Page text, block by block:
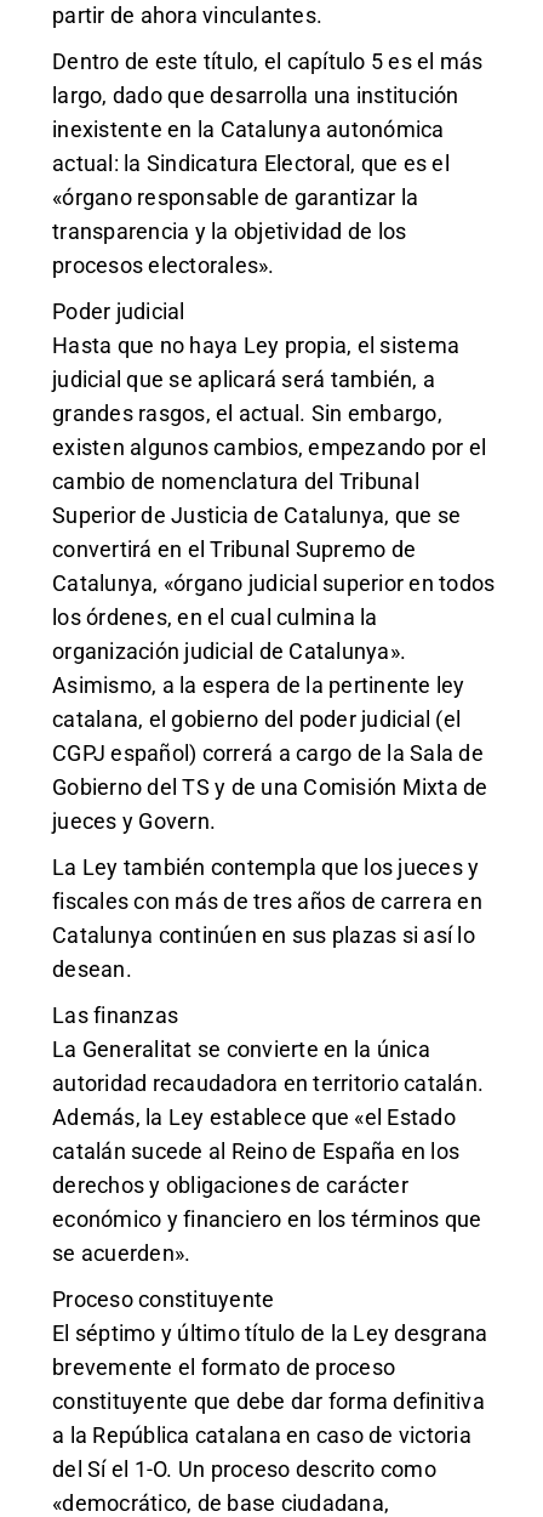
partir de ahora vinculantes.
Dentro de este título, el capítulo 5 es el más
largo, dado que desarrolla una institución
inexistente en la Catalunya autonómica
actual: la Sindicatura Electoral, que es el
«órgano responsable de garantizar la
transparencia y la objetividad de los
procesos electorales».
Poder judicial
Hasta que no haya Ley propia, el sistema
judicial que se aplicará será también, a
grandes rasgos, el actual. Sin embargo,
existen algunos cambios, empezando por el
cambio de nomenclatura del Tribunal
Superior de Justicia de Catalunya, que se
convertirá en el Tribunal Supremo de
Catalunya, «órgano judicial superior en todos
los órdenes, en el cual culmina la
organización judicial de Catalunya».
Asimismo, a la espera de la pertinente ley
catalana, el gobierno del poder judicial (el
CGPJ español) correrá a cargo de la Sala de
Gobierno del TS y de una Comisión Mixta de
jueces y Govern.
La Ley también contempla que los jueces y
fiscales con más de tres años de carrera en
Catalunya continúen en sus plazas si así lo
desean.
Las finanzas
La Generalitat se convierte en la única
autoridad recaudadora en territorio catalán.
Además, la Ley establece que «el Estado
catalán sucede al Reino de España en los
derechos y obligaciones de carácter
económico y financiero en los términos que
se acuerden».
Proceso constituyente
El séptimo y último título de la Ley desgrana
brevemente el formato de proceso
constituyente que debe dar forma definitiva
a la República catalana en caso de victoria
del Sí el 1-O. Un proceso descrito como
«democrático, de base ciudadana,